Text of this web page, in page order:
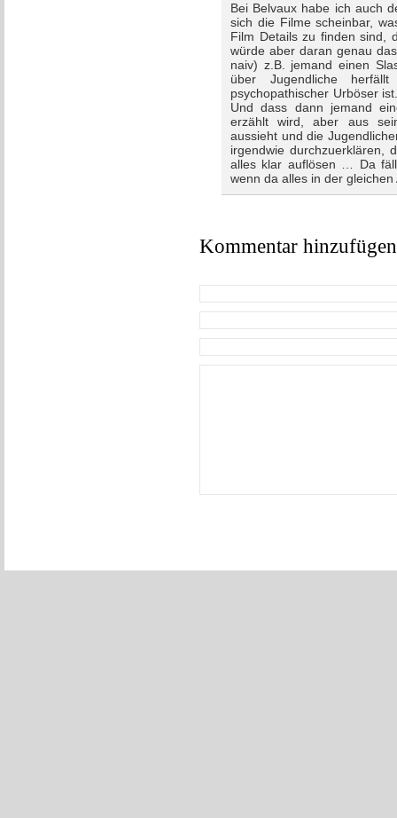
Bei Belvaux habe ich auch
sich die Filme scheinbar,
Film Details zu finden sind,
würde aber daran genau
naiv) z.B. jemand einen
über Jugendliche
psychopathischer Urböser
Und dass dann jemand
erzählt wird, aber aus
aussieht und die
irgendwie durchzuerklären,
alles klar auflösen … Da
wenn da alles in der
Kommentar hinzufügen